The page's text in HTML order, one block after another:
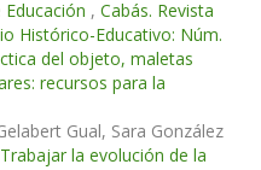
, Cabás. Revista
Histórico-Educativo: Núm.
del objeto, maletas
recursos para la
Gual, Sara González
Trabajar la evolución de la